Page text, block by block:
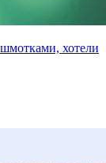
хотели